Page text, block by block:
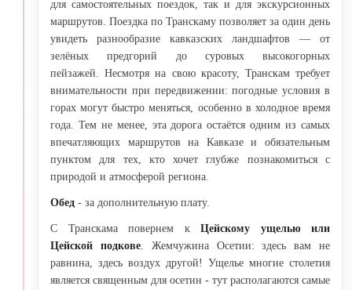
для самостоятельных поездок, так и для экскурсионных
маршрутов. Поездка по Транскаму позволяет за один день
увидеть разнообразие кавказских ландшафтов — от
зелёных предгорий до суровых высокогорных
пейзажей. Несмотря на свою красоту, Транскам требует
внимательности при передвижении: погодные условия в
горах могут быстро меняться, особенно в холодное время
года. Тем не менее, эта дорога остаётся одним из самых
впечатляющих маршрутов на Кавказе и обязательным
пунктом для тех, кто хочет глубже познакомиться с
природой и атмосферой региона.
Обед - за дополнительную плату.
С Транскама повернем к Цейскому ущелью или
Цейской подкове. Жемчужина Осетии: здесь вам не
равнина, здесь воздух другой! Ущелье многие столетия
является священным для осетин - тут располагаются самые